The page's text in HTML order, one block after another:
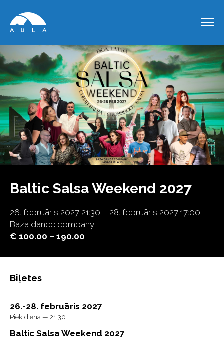
Baltic Salsa Weekend 2027
26. februāris 2027 21:30 – 28. februāris 2027 17:00
Baza dance company
€ 100.00 – 190.00
Biļetes
26.-28. februāris 2027
Piektdiena — 21.30
Baltic Salsa Weekend 2027